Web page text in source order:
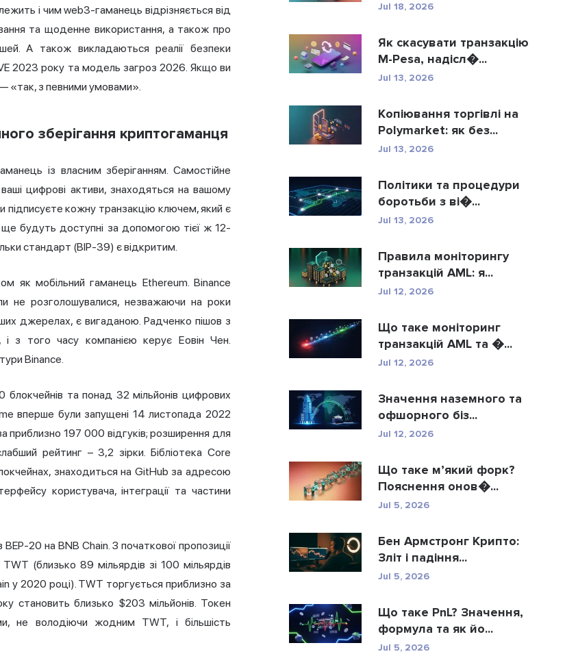
і чим web3-гаманець відрізняється від
та щоденне використання, а також про
А також викладаються реалії безпеки
2023 року та модель загроз 2026. Якщо ви
«так, з певними умовами».
зберігання криптогаманця
із власним зберіганням. Самостійне
цифрові активи, знаходяться на вашому
підписуєте кожну транзакцію ключем, який є
будуть доступні за допомогою тієї ж 12-
стандарт (BIP-39) є відкритим.
як мобільний гаманець Ethereum. Binance
не розголошувалися, незважаючи на роки
джерелах, є вигаданою. Радченко пішов з
з того часу компанією керує Еовін Чен.
Binance.
блокчейнів та понад 32 мільйонів цифрових
вперше були запущені 14 листопада 2022
приблизно 197 000 відгуків; розширення для
рейтинг – 3,2 зірки. Бібліотека Core
знаходиться на GitHub за адресою
користувача, інтеграції та частини
20 на BNB Chain. З початкової пропозиції
(близько 89 мільярдів зі 100 мільярдів
у 2020 році). TWT торгується приблизно за
становить близько $203 мільйонів. Токен
не володіючи жодним TWT, і більшість
Jul 18, 2026
Як скасувати транзакцію
M-Pesa, надісл�...
Jul 13, 2026
Копіювання торгівлі на
Polymarket: як без...
Jul 13, 2026
Політики та процедури
боротьби з ві�...
Jul 13, 2026
Правила моніторингу
транзакцій AML: я...
Jul 12, 2026
Що таке моніторинг
транзакцій AML та �...
Jul 12, 2026
Значення наземного та
офшорного біз...
Jul 12, 2026
Що таке м’який форк?
Пояснення онов�...
Jul 5, 2026
Бен Армстронг Крипто:
Зліт і падіння...
Jul 5, 2026
Що таке PnL? Значення,
формула та як йо...
Jul 5, 2026